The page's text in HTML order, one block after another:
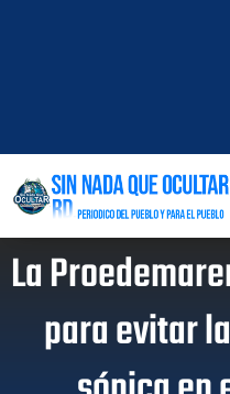
La
para evitar